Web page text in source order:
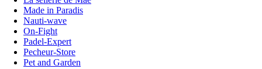
Made in Paradis
Nauti-wave
On-Fight
Padel-Expert
Pecheur-Store
Pet and Garden